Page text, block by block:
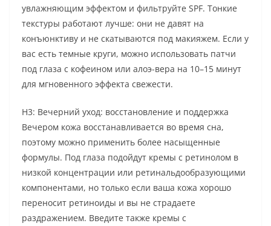
увлажняющим эффектом и фильтруйте SPF. Тонкие
текстуры работают лучше: они не давят на
конъюнктиву и не скатываются под макияжем. Если у
вас есть темные круги, можно использовать патчи
под глаза с кофеином или алоэ-вера на 10–15 минут
для мгновенного эффекта свежести.
H3: Вечерний уход: восстановление и поддержка
Вечером кожа восстанавливается во время сна,
поэтому можно применить более насыщенные
формулы. Под глаза подойдут кремы с ретинолом в
низкой концентрации или ретинальдообразующими
компонентами, но только если ваша кожа хорошо
переносит ретиноиды и вы не страдаете
раздражением. Введите также кремы с